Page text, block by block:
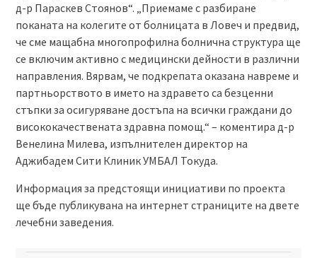
д-р Параскев Стоянов“. „Приемаме с разбиране
поканата на колегите от болницата в Ловеч и предвид,
че сме мащабна многопрофилна болнична структура ще
се включим активно с медицински дейности в различни
направления. Вярвам, че подкрепата оказана навреме и
партньорството в името на здравето са безценни
стъпки за осигуряване достъпа на всички граждани до
висококачествената здравна помощ.“ – коментира д-р
Венелина Милева, изпълнителен директор на
Аджибадем Сити Клиник УМБАЛ Токуда.
Информация за предстоящи инициативи по проекта
ще бъде публикувана на интернет страниците на двете
лечебни заведения.